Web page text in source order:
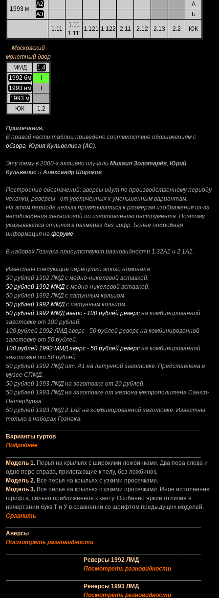
1993 м
А2
А
А3
Б
1.11
1.11
1.11'
1.121 1.122 2.11 2.12 2.13 2.2 ЮК
Московский
монетный двор
ММД
1.4
1992 бм
1993 нм
1993 м
ЮК
1.2
Примечания.
В правой части таблиц приведено соответствие обозначениям с
обзора Юрия Кульвелиса (АС).
Эту тему в 2000-х активно изучали Михаил Золотарёв, Юрий
Кульвелис и Александр Широков.
Построение обозначений: аверсы идут по производственному периоду
чеканки, реверсы - от увеличенных к уменьшенным вариантам.
На этом периоде нельзя привязываться к размерам изображения из-за
несоблюдения технологий по изготовлению инструмента. Поэтому
указываются отличия в размерах без цифр. Более подробная
информация на форуме.
В наборах Гознака присутствуют разновидности 1.32А1 и 2.1А1.
Известны следующие перепутки этого номинала:
50 рублей 1992 ЛМД с медно-никелевой вставкой.
50 рублей 1992 ММД с медно-никелевой вставкой.
50 рублей 1992 ЛМД с латунным кольцом.
50 рублей 1992 ММД с латунным кольцом.
50 рублей 1992 ММД аверс - 100 рублей реверс на комбинированной
заготовке от 100 рублей.
100 рублей 1992 ЛМД аверс - 50 рублей реверс на комбинированной
заготовке от 50 рублей.
100 рублей 1992 ММД аверс - 50 рублей реверс на комбинированной
заготовке от 50 рублей.
50 рублей 1992 ЛМД шт. А1 на латунной заготовке. Представлена в
музее СПМД.
50 рублей 1993 ЛМД на заготовке от 20 рублей.
50 рублей 1993 ЛМД на заготовке от жетона метрополитена Санкт-
Петербурга.
50 рублей 1993 ЛМД 2.1А2 на комбинированной заготовке. Известны
только в наборах Гознака.
Варианты гуртов
Подробнее
Модель 1. Перья на крыльях с широкими ложбинками. Два пера слева и
одно перо справа, прилегающие к телу, без ложбинок.
Модель 2. Все перья на крыльях с узкими просечками.
Модель 3. Все перья на крыльях с узкими просечками. Иное исполнение
шрифта, сильно приближенное к канту. Особенно яркие отличия в
начертании букв Т и У в сравнении со шрифтом предыдущих моделей.
Сравнить
Аверсы
Посмотреть разновидности
Реверсы 1992 ЛМД
Посмотреть разновидности
Реверсы 1993 ЛМД
Посмотреть разновидности